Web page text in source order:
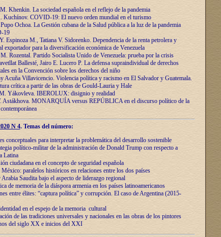
Khenkin. La sociedad española en el reflejo de la pandemia
Kuchínov. COVID-19: El nuevo orden mundial en el turismo
Ochoa. La Gestión cubana de la Salud pública a la luz de la pandemia
19
Espinoza M., Tatiana V. Sidorenko. Dependencia de la renta petrolera y
exportador para la diversificación económica de Venezuela
Rozental. Partido Socialista Unido de Venezuela: prueba por la crisis
Ballesté, Jairo E. Lucero P. La defensa supraindividual de derechos
en la Convención sobre los derechos del niño
Acuña Villavicencio. Violencia política y racismo en El Salvador y Guatemala.
crítica a partir de las obras de Gould-Lauria y Hale
Yákovleva. IBEROLUX: disignio y realidad
Astákhova. MONARQUÍA versus REPÚBLICA en el discurso político de la
N 4. Temas del número:
conceptuales para interpretar la problemática del desarrollo sostenible
político-militar de la administración de Donald Trump con respecto a
Latina
ciudadana en el concepto de seguridad española
paralelos históricos en relaciones entre los dos países
Saudita bajo el aspecto de liderazgo regional
de memoria de la diáspora armenia en los países latinoamericanos
entre élites: “captura política” y corrupción. El caso de Argentina (2015-
en el espejo de la memoria cultural
de las tradiciones universales y nacionales en las obras de los pintores
del siglo XX e inicios del XXI